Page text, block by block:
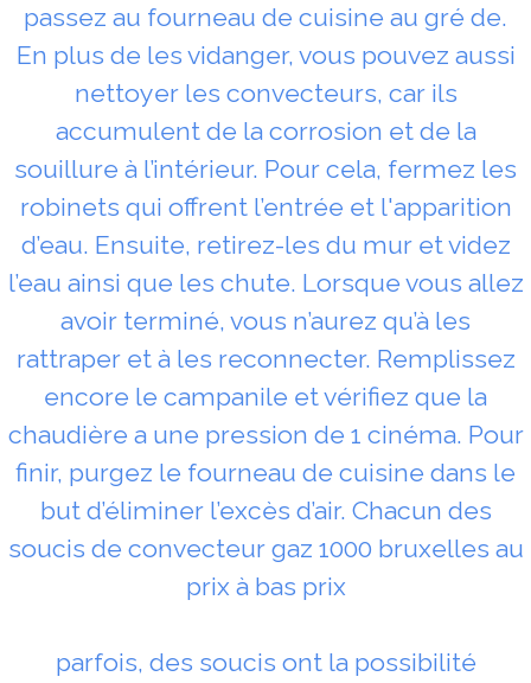
passez au fourneau de cuisine au gré de.
En plus de les vidanger, vous pouvez aussi
nettoyer les convecteurs, car ils
accumulent de la corrosion et de la
souillure à l’intérieur. Pour cela, fermez les
robinets qui offrent l’entrée et l'apparition
d’eau. Ensuite, retirez-les du mur et videz
l’eau ainsi que les chute. Lorsque vous allez
avoir terminé, vous n’aurez qu’à les
rattraper et à les reconnecter. Remplissez
encore le campanile et vérifiez que la
chaudière a une pression de 1 cinéma. Pour
finir, purgez le fourneau de cuisine dans le
but d’éliminer l’excès d’air. Chacun des
soucis de convecteur gaz 1000 bruxelles au
prix à bas prix
parfois, des soucis ont la possibilité